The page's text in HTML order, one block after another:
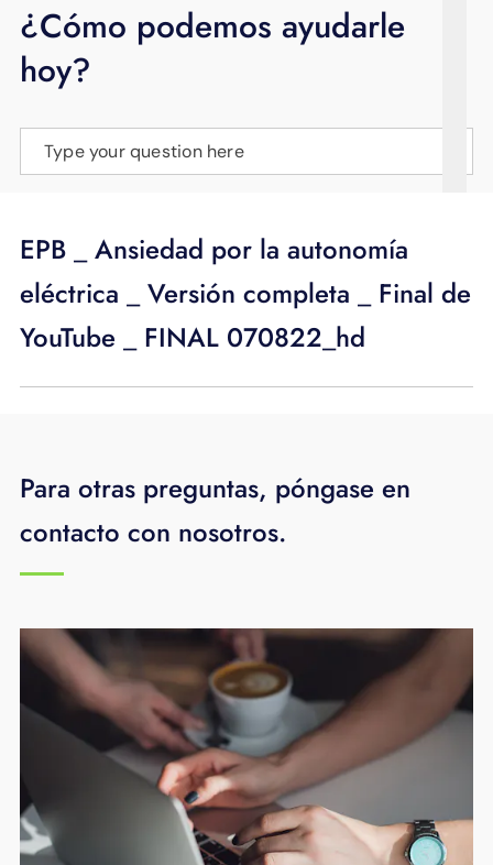
BLOG
APOYO
¿Cómo podemos ayudarle
hoy?
Type your question here
EPB _ Ansiedad por la autonomía
eléctrica _ Versión completa _ Final de
YouTube _ FINAL 070822_hd
Para otras preguntas, póngase en
contacto con nosotros.